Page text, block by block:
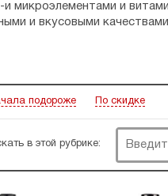
микроэлементами и
и вкусовыми
подороже По скидке
в этой рубрике: